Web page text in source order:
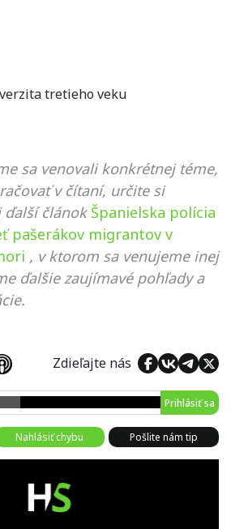
tretieho veku
sa venovali konkrétnej téme,
v čítaní, určite si
ďalší článok Španielska polícia
pašerákov migrantov v
, v ktorom sa venujeme inej
ďalšie zaujímavé pohľady a
Zdieľajte nás
Prihlásiť sa
Nahlásiť chybu Pošlite nám tip